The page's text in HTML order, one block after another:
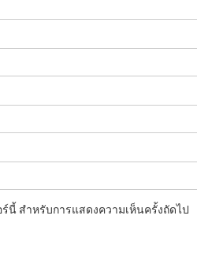
นี้ สำหรับการแสดงความเห็นครั้งถัดไป